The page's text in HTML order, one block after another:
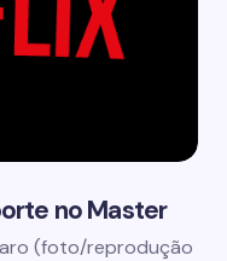
no Master
(foto/reprodução